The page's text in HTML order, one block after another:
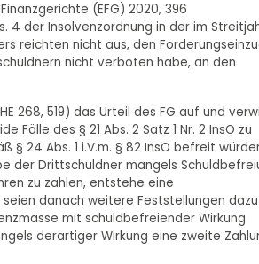
(EFG) 2020, 396
4 der Insolvenzordnung in der im
reichten nicht aus, den
nicht verboten habe, an den
268, 519) das Urteil des FG auf und
des § 21 Abs. 2 Satz 1 Nr. 2 InsO zu
24 Abs. 1 i.V.m. § 82 InsO befreit
der Drittschuldner mangels
zu zahlen, entstehe eine
danach weitere Feststellungen
mit schuldbefreiender Wirkung
derartiger Wirkung eine zweite